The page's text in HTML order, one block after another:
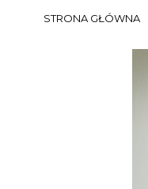
STRONA GŁÓWNA